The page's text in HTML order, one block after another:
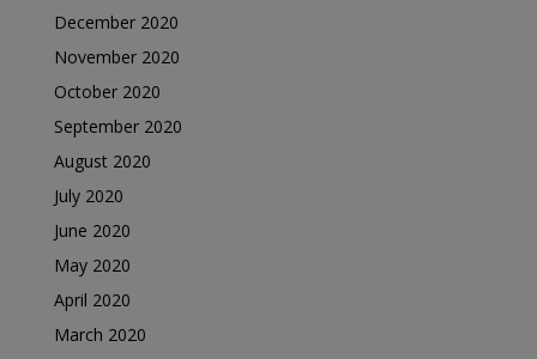
December 2020
November 2020
October 2020
September 2020
August 2020
July 2020
June 2020
May 2020
April 2020
March 2020